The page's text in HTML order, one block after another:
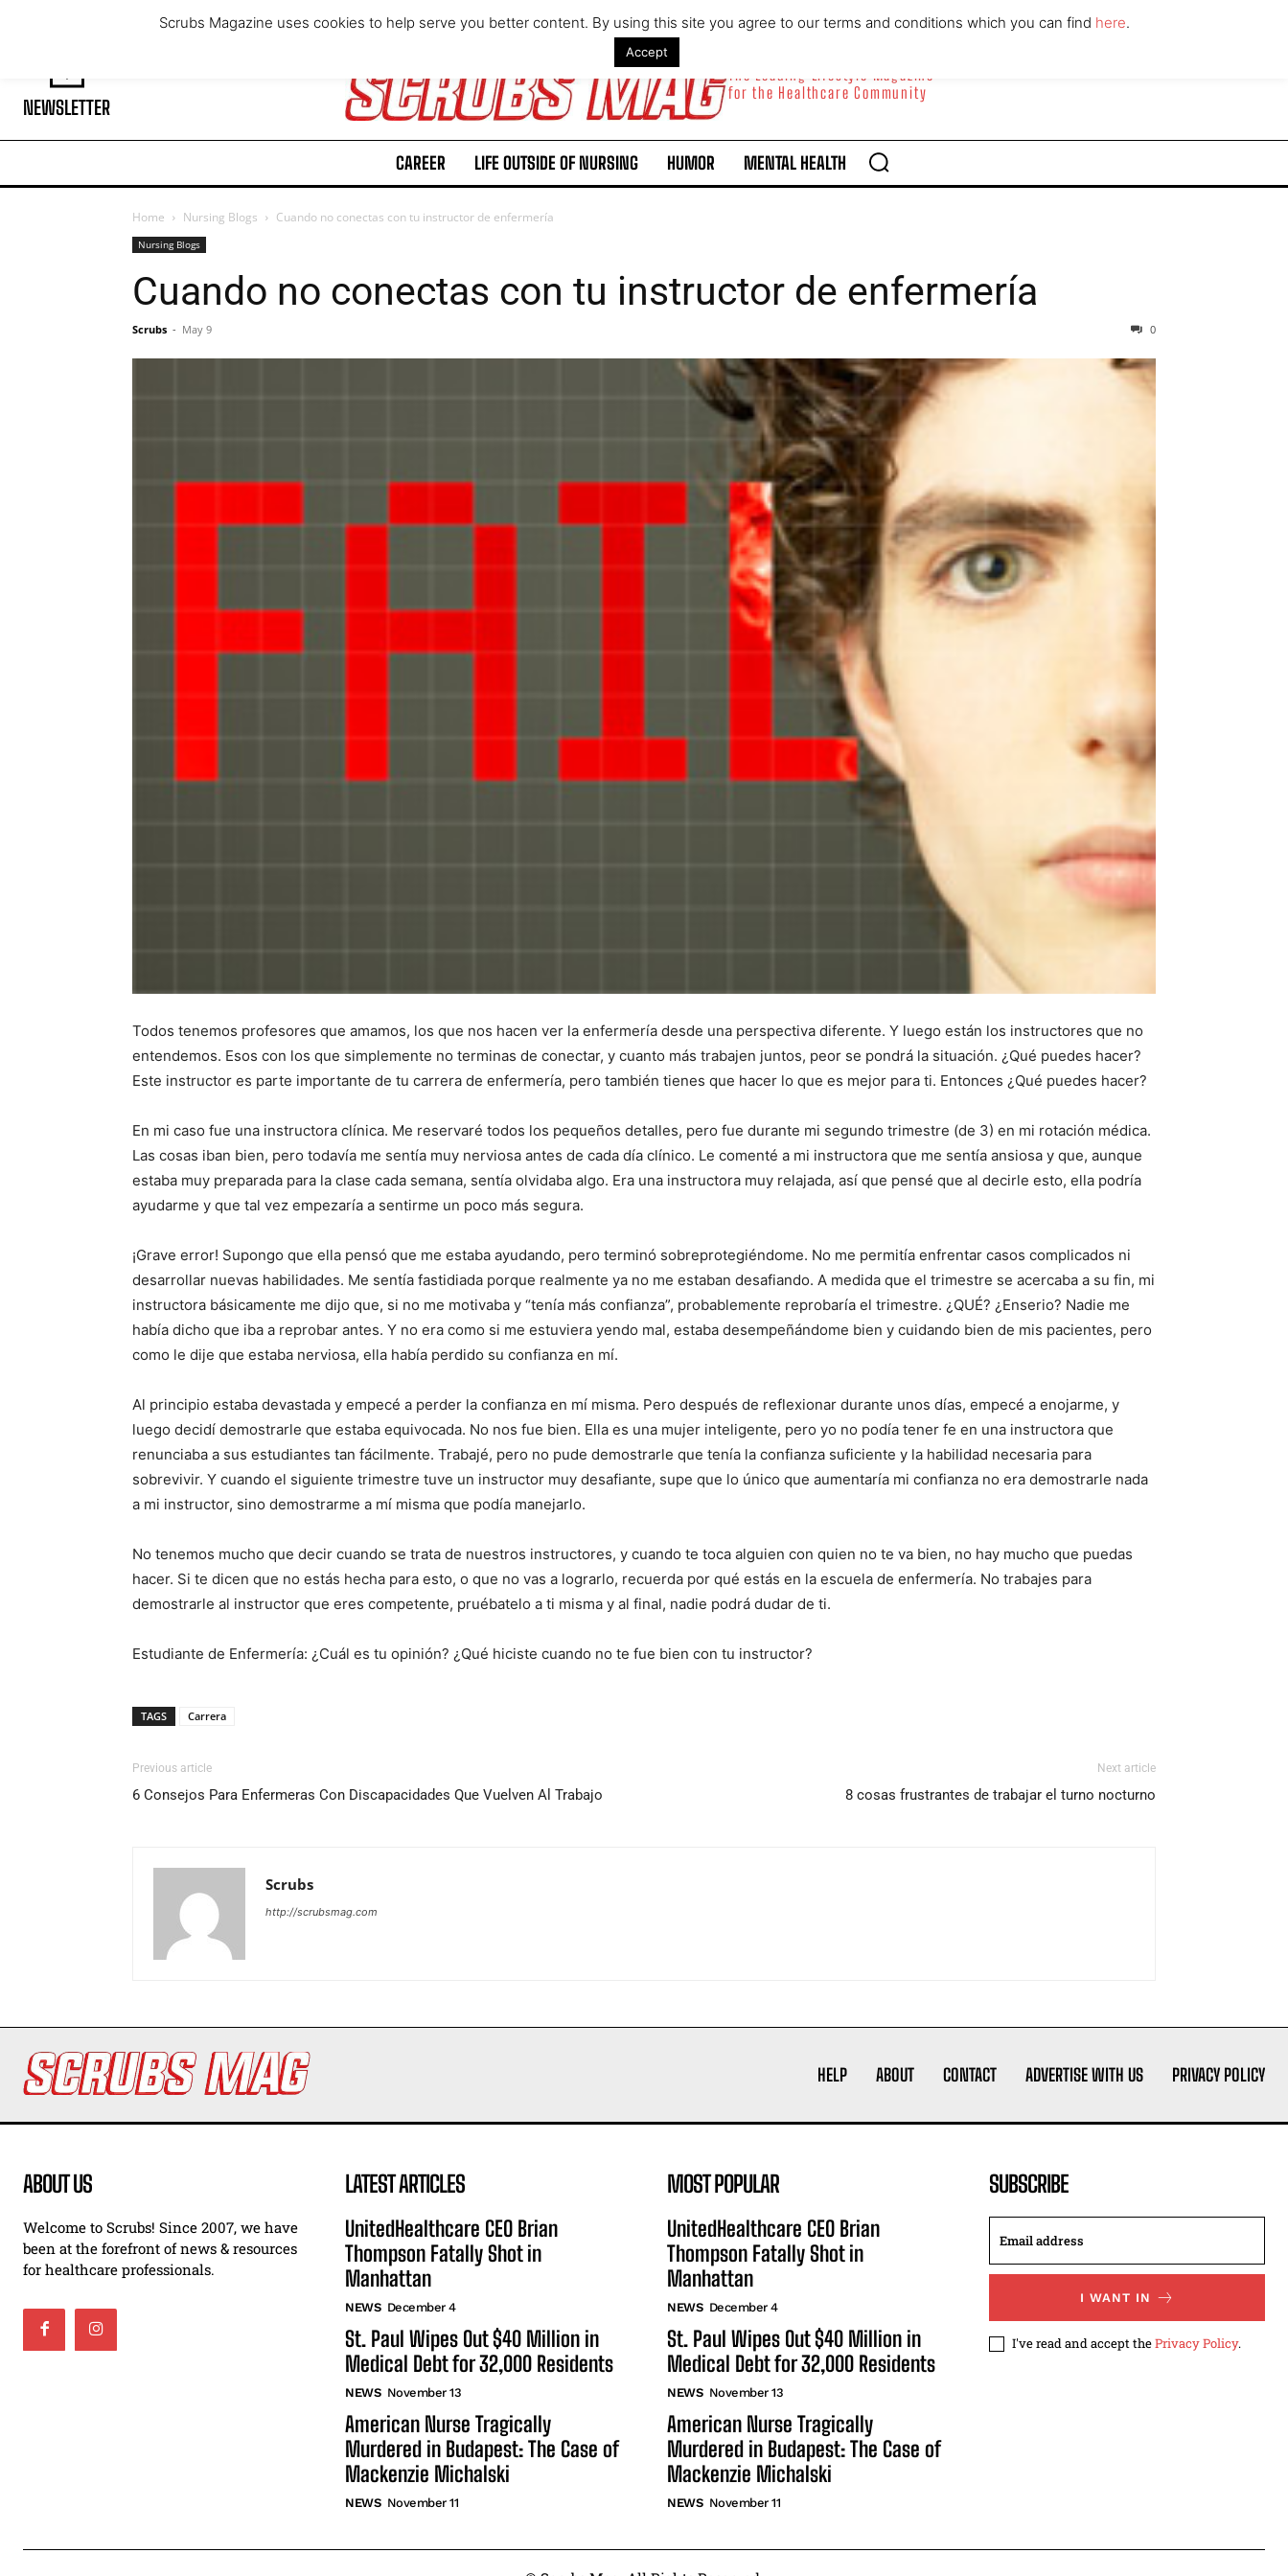
I WANT IN
NEWSLETTER
The Leading Lifestyle Magazine
for the Healthcare Community
CAREER LIFE OUTSIDE OF NURSING HUMOR MENTAL HEALTH
Home Nursing Blogs Cuando no conectas con tu instructor de enfermería
Nursing Blogs
Cuando no conectas con tu instructor de enfermería
Scrubs - May 9 0
Todos tenemos profesores que amamos, los que nos hacen ver la enfermería desde una perspectiva diferente. Y luego están los instructores que no
entendemos. Esos con los que simplemente no terminas de conectar, y cuanto más trabajen juntos, peor se pondrá la situación. ¿Qué puedes hacer?
Este instructor es parte importante de tu carrera de enfermería, pero también tienes que hacer lo que es mejor para ti. Entonces ¿Qué puedes hacer?
En mi caso fue una instructora clínica. Me reservaré todos los pequeños detalles, pero fue durante mi segundo trimestre (de 3) en mi rotación médica.
Las cosas iban bien, pero todavía me sentía muy nerviosa antes de cada día clínico. Le comenté a mi instructora que me sentía ansiosa y que, aunque
estaba muy preparada para la clase cada semana, sentía olvidaba algo. Era una instructora muy relajada, así que pensé que al decirle esto, ella podría
ayudarme y que tal vez empezaría a sentirme un poco más segura.
¡Grave error! Supongo que ella pensó que me estaba ayudando, pero terminó sobreprotegiéndome. No me permitía enfrentar casos complicados ni
desarrollar nuevas habilidades. Me sentía fastidiada porque realmente ya no me estaban desafiando. A medida que el trimestre se acercaba a su fin, mi
instructora básicamente me dijo que, si no me motivaba y “tenía más confianza”, probablemente reprobaría el trimestre. ¿QUÉ? ¿Enserio? Nadie me
había dicho que iba a reprobar antes. Y no era como si me estuviera yendo mal, estaba desempeñándome bien y cuidando bien de mis pacientes, pero
como le dije que estaba nerviosa, ella había perdido su confianza en mí.
Al principio estaba devastada y empecé a perder la confianza en mí misma. Pero después de reflexionar durante unos días, empecé a enojarme, y
luego decidí demostrarle que estaba equivocada. No nos fue bien. Ella es una mujer inteligente, pero yo no podía tener fe en una instructora que
renunciaba a sus estudiantes tan fácilmente. Trabajé, pero no pude demostrarle que tenía la confianza suficiente y la habilidad necesaria para
sobrevivir. Y cuando el siguiente trimestre tuve un instructor muy desafiante, supe que lo único que aumentaría mi confianza no era demostrarle nada
a mi instructor, sino demostrarme a mí misma que podía manejarlo.
No tenemos mucho que decir cuando se trata de nuestros instructores, y cuando te toca alguien con quien no te va bien, no hay mucho que puedas
hacer. Si te dicen que no estás hecha para esto, o que no vas a lograrlo, recuerda por qué estás en la escuela de enfermería. No trabajes para
demostrarle al instructor que eres competente, pruébatelo a ti misma y al final, nadie podrá dudar de ti.
Estudiante de Enfermería: ¿Cuál es tu opinión? ¿Qué hiciste cuando no te fue bien con tu instructor?
TAGS Carrera
Previous article
6 Consejos Para Enfermeras Con Discapacidades Que Vuelven Al Trabajo
Next article
8 cosas frustrantes de trabajar el turno nocturno
Scrubs
http://scrubsmag.com
HELP ABOUT CONTACT ADVERTISE WITH US PRIVACY POLICY
ABOUT US
Welcome to Scrubs! Since 2007, we have
been at the forefront of news & resources
for healthcare professionals.
LATEST ARTICLES
UnitedHealthcare CEO Brian
Thompson Fatally Shot in
Manhattan
NEWS December 4
St. Paul Wipes Out $40 Million in
Medical Debt for 32,000 Residents
NEWS November 13
American Nurse Tragically
Murdered in Budapest: The Case of
Mackenzie Michalski
NEWS November 11
MOST POPULAR
UnitedHealthcare CEO Brian
Thompson Fatally Shot in
Manhattan
NEWS December 4
St. Paul Wipes Out $40 Million in
Medical Debt for 32,000 Residents
NEWS November 13
American Nurse Tragically
Murdered in Budapest: The Case of
Mackenzie Michalski
NEWS November 11
SUBSCRIBE
I WANT IN
I've read and accept thePrivacy Policy.
Scrubs Magazine uses cookies to help serve you better content. By using this site you agree to our terms and conditions which you can find here.
Accept